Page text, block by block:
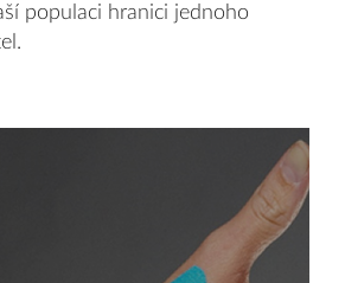
populaci hranici jednoho